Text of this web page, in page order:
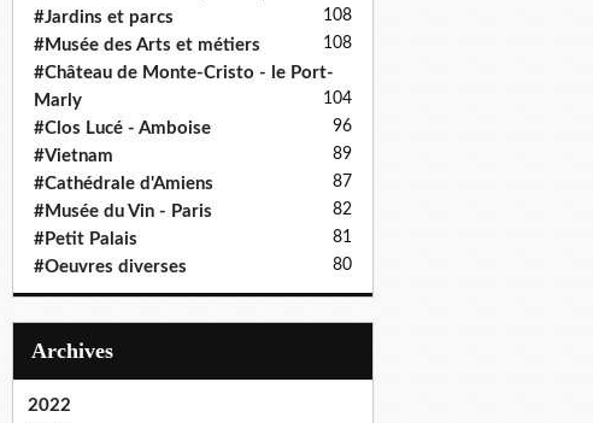
#Jardins et parcs 108
#Musée des Arts et métiers 108
#Château de Monte-Cristo - le Port-
Marly
104
#Clos Lucé - Amboise 96
#Vietnam 89
#Cathédrale d'Amiens 87
#Musée du Vin - Paris 82
#Petit Palais 81
#Oeuvres diverses 80
Archives
2022